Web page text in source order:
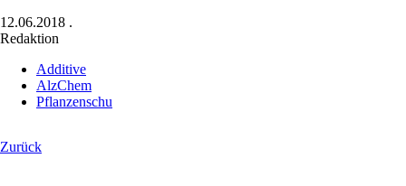
12.06.2018 .
Redaktion
Additive
AlzChem
Pflanzenschutz
Zurück